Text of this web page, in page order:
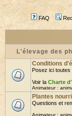
FAQ
L'élevage des
Conditions
Posez ici
Voir la Charte
Animateur :
Plantes
Questions et
Animateur :